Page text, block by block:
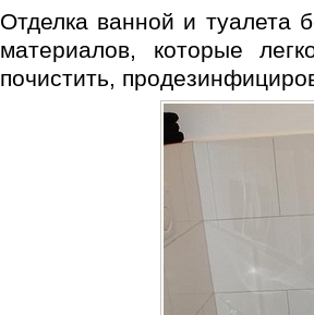
Отделка ванной и туалета
материалов, которые
почистить,